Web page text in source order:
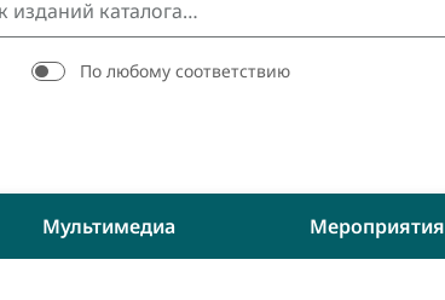
По любому соответствию
Мультимедиа Мероприятия